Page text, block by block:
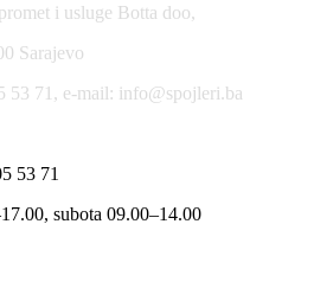
i usluge Botta doo,
Sarajevo
53 71, e-mail: info@spojleri.ba
53 71
subota 09.00–14.00